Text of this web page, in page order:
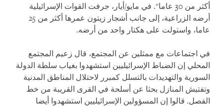
أكثر من 30 عاما". في مايو/أيار، جرفت القوات الإسرائيلية
أرضه الزراعية، إلى جانب أشجار زيتون عمرها أكثر من 25
عاما، واستولت على هكتار واحد من أرضه.
في اجتماعات مع ممثلين عن المجتمع، قال زعيم المجتمع
المحلي إن الضباط الإسرائيليين استشهدوا بغياب سلطة الدولة
السورية والتهديدات بالتسلل كمبرر لاحتلال المناطق المدنية
وتفتيش المنازل بحثا عن أسلحة في القرى القريبة من خط
الفصل. قالوا إن المسؤولين الإسرائيليين استشهدوا أيضا